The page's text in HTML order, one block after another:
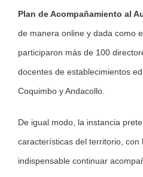
Plan de Acompañamiento al
de manera online y dada como
participaron más de 100
docentes de establecimientos
Coquimbo y Andacollo.
De igual modo, la instancia
características del territorio,
indispensable continuar